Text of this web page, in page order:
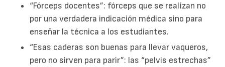
“Fórceps docentes”: fórceps que se realizan no
por una verdadera indicación médica sino para
enseñar la técnica a los estudiantes.
“Esas caderas son buenas para llevar vaqueros,
pero no sirven para parir”: las “pelvis estrechas”